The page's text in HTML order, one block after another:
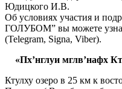
Юдицкого И.В.
Об условиях участия и
ГОЛУБОМ” вы можете
(Telegram, Signa, Viber).
«Пх’нглуи мглв’нафх
Ктулху озеро в 25 км к